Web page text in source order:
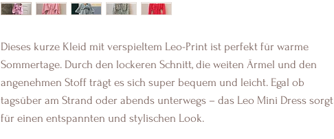
Dieses kurze Kleid mit verspieltem Leo-Print ist perfekt für warme
Sommertage. Durch den lockeren Schnitt, die weiten Ärmel und den
angenehmen Stoff trägt es sich super bequem und leicht. Egal ob
tagsüber am Strand oder abends unterwegs – das Leo Mini Dress sorgt
für einen entspannten und stylischen Look.